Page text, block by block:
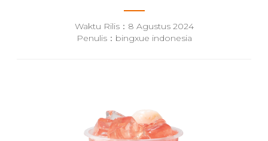
Waktu Rilis：8 Agustus 2024
Penulis：bingxue indonesia